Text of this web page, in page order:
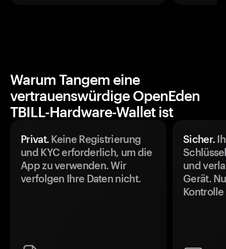
Warum Tangem eine
vertrauenswürdige OpenEden
TBILL-Hardware-Wallet ist
Privat. Keine Registrierung
und KYC erforderlich, um die
App zu verwenden. Wir
verfolgen Ihre Daten nicht.
Sicher.
und
Gerät.